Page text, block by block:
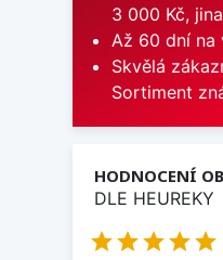
3 000 Kč,
Až 60 dní na
Skvělá
Sortiment
HODNOCENÍ
DLE HEUREKY
